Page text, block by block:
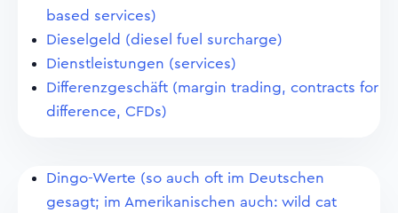
based services)
Dieselgeld (diesel fuel surcharge)
Dienstleistungen (services)
Differenzgeschäft (margin trading, contracts for
difference, CFDs)
Dingo-Werte (so auch oft im Deutschen
gesagt; im Amerikanischen auch: wild cat